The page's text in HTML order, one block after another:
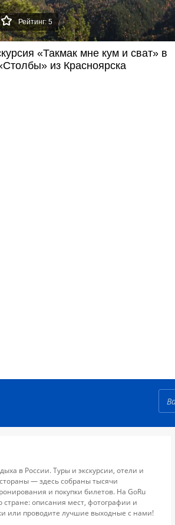
Рейтинг: 5
«Такмак мне кум и сват» в
из Красноярска
в России. Туры и экскурсии, отели и
— здесь собраны тысячи
и покупки билетов. На GoRu
стране: описания мест, фотографии и
или проводите лучшие выходные с нами!